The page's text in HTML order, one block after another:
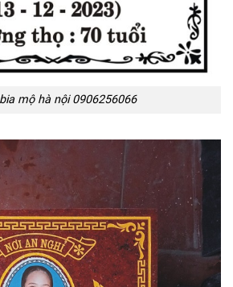
mộ hà nội 0906256066